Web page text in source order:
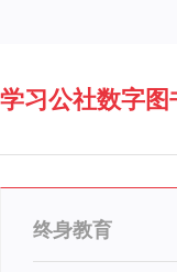
学习公社数字图
终身教育